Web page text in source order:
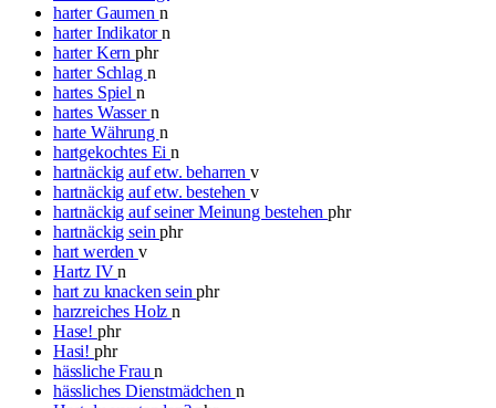
harter Gaumen n
harter Indikatorn
harter Kern phr
harter Schlag n
hartes Spiel n
hartes Wassern
harte Währung n
hartgekochtes Ein
hartnäckig auf etw. beharren v
hartnäckig auf etw. bestehen v
hartnäckig auf seiner Meinung bestehenphr
hartnäckig seinphr
hart werden v
Hartz IVn
hart zu knacken seinphr
harzreiches Holzn
Hase! phr
Hasi! phr
hässliche Fraun
hässliches Dienstmädchen n